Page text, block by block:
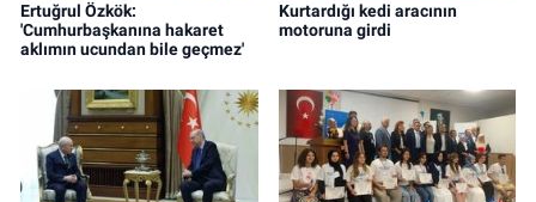
Ertuğrul Özkök:
'Cumhurbaşkanına hakaret
aklımın ucundan bile geçmez'
Kurtardığı kedi aracının
motoruna girdi